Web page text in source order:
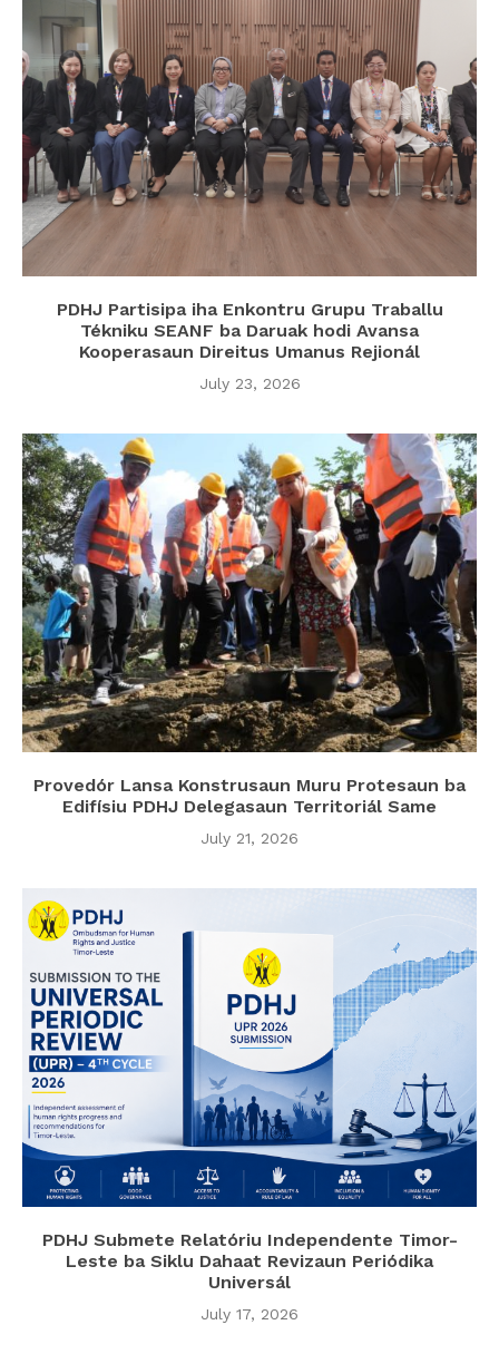
PDHJ Partisipa iha Enkontru Grupu Traballu
Tékniku SEANF ba Daruak hodi Avansa
Kooperasaun Direitus Umanus Rejionál
July 23, 2026
Provedór Lansa Konstrusaun Muru Protesaun ba
Edifísiu PDHJ Delegasaun Territoriál Same
July 21, 2026
PDHJ Submete Relatóriu Independente Timor-
Leste ba Siklu Dahaat Revizaun Periódika
Universál
July 17, 2026